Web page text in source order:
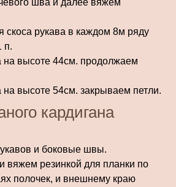
скоса рукава в каждом 8м ряду
п.
на высоте 44см. продолжаем
на высоте 54см. закрываем петли.
кардигана
и боковые швы.
вяжем резинкой для планки по
полочек, и внешнему краю